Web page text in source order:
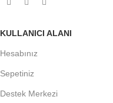
KULLANICI ALANI
Hesabınız
Sepetiniz
Destek Merkezi